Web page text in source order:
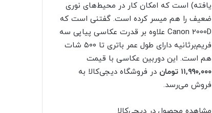
یافته) است که امکان کار در محیط‌های نوری
ضعیف را هم میسر کرده است. گفتنی است که
Canon 2000D علاوه بر قدرت عکاسی پیاپی سه
فریم‌برثانیه دارای طول‌ عمر باتری تا ۵۰۰ شات
هم است. این دوربین عکاسی با قیمت
۱۱,۹۹۰,۰۰۰ تومان
در فروشگاه دیجی‌کالا به
فروش می‌رسد.